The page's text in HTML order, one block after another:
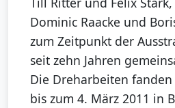
Dominic Raacke und
zum Zeitpunkt der
seit zehn Jahren
Die Dreharbeiten
bis zum 4. März 2011 in